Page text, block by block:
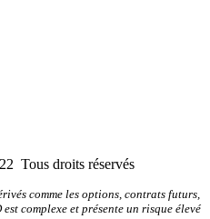
Tous droits réservés
comme les options, contrats futurs,
complexe et présente un risque élevé